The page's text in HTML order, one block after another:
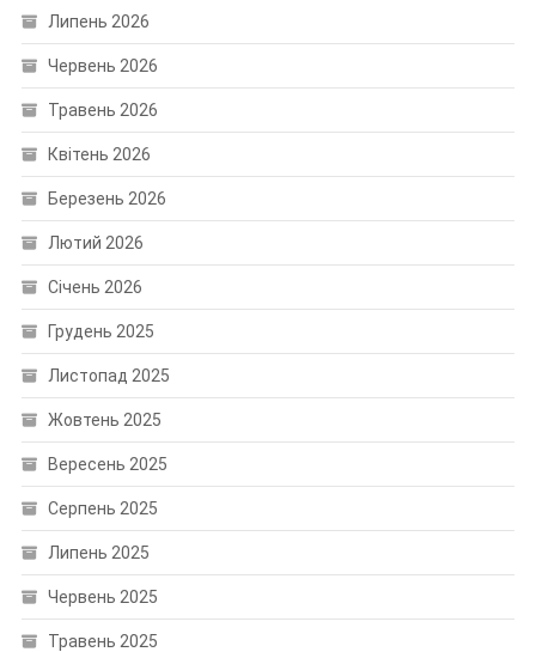
Липень 2026
Червень 2026
Травень 2026
Квітень 2026
Березень 2026
Лютий 2026
Січень 2026
Грудень 2025
Листопад 2025
Жовтень 2025
Вересень 2025
Серпень 2025
Липень 2025
Червень 2025
Травень 2025